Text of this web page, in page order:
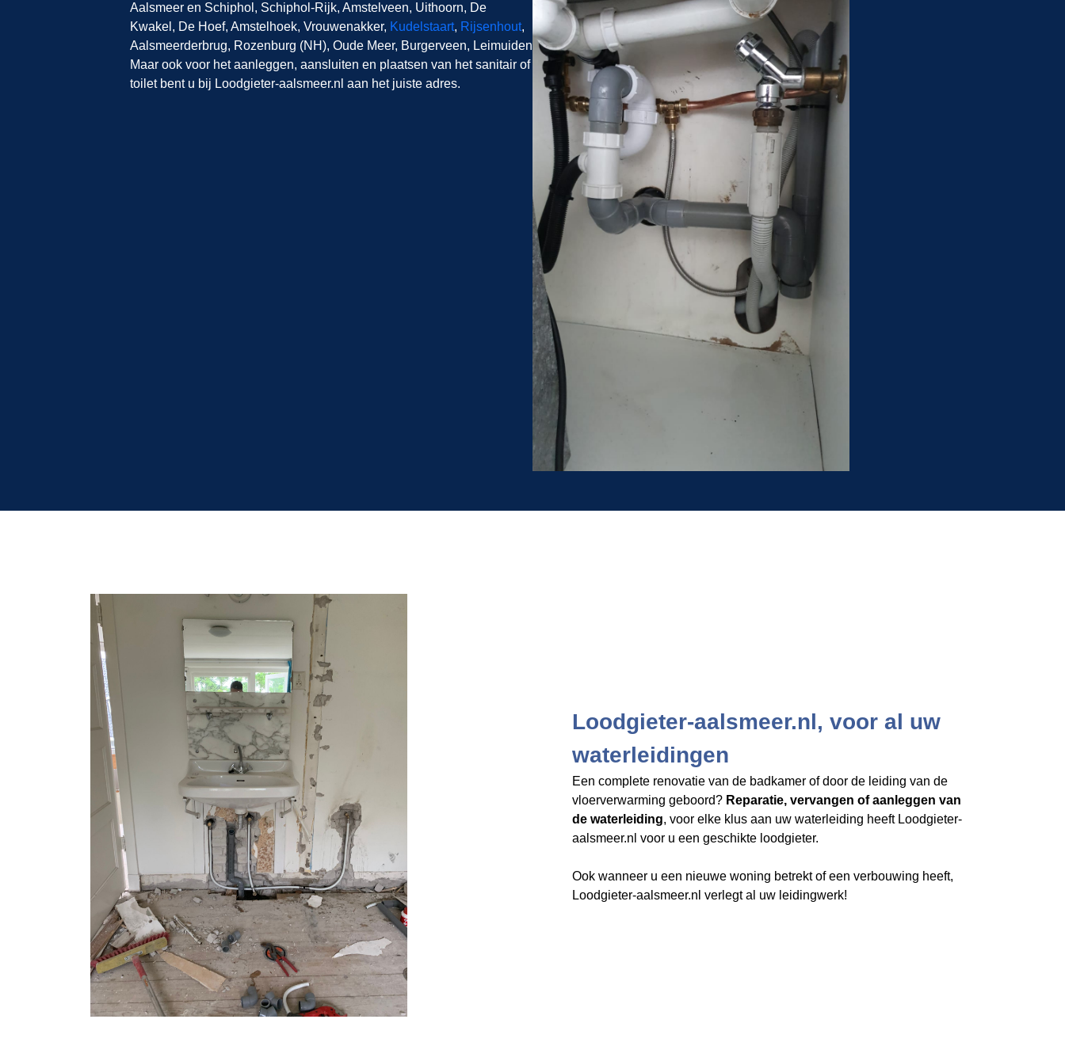
Aalsmeer en Schiphol, Schiphol-Rijk, Amstelveen, Uithoorn, De
Kwakel, De Hoef, Amstelhoek, Vrouwenakker, Kudelstaart, Rijsenhout,
Aalsmeerderbrug, Rozenburg (NH), Oude Meer, Burgerveen, Leimuiden
Maar ook voor het aanleggen, aansluiten en plaatsen van het sanitair of
toilet bent u bij Loodgieter-aalsmeer.nl aan het juiste adres.
Loodgieter-aalsmeer.nl, voor al uw
waterleidingen
Een complete renovatie van de badkamer of door de leiding van de
vloerverwarming geboord? Reparatie, vervangen of aanleggen van
de waterleiding, voor elke klus aan uw waterleiding heeft Loodgieter-
aalsmeer.nl​​​​​​​ voor u een geschikte loodgieter.
Ook wanneer u een nieuwe woning betrekt of een verbouwing heeft,
Loodgieter-aalsmeer.nl verlegt al uw leidingwerk!